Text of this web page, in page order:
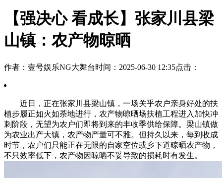
【强决心 看成长】张家川县梁
山镇：农产物晾晒
作者：壹号娱乐NG大舞台时间：2025-06-30 12:35点击：
近日，正在张家川县梁山镇，一场关乎农户亲身好处的扶
植步履正如火如荼地进行，农产物晾晒场扶植工程进入加快冲
刺阶段，无望为农户们即将到来的丰收季供给保障。梁山镇做
为农业出产大镇，农产物产量可不雅。但持久以来，每到收成
时节，农户们只能正在无限的自家空位或乡下道晾晒农产物，
不只效率低下，农产物因晾晒不妥导致的损耗时有发生。